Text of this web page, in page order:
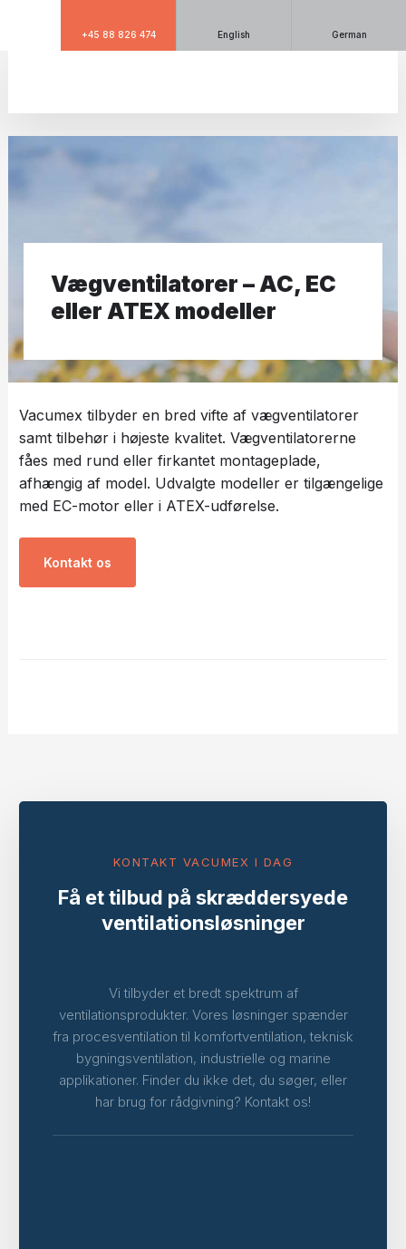
+45 88 826 474 English German
​Vægventilatorer – AC, EC
eller ATEX modeller
Vacumex tilbyder en bred vifte af vægventilatorer
samt tilbehør i højeste kvalitet. Vægventilatorerne
fåes med rund eller firkantet montageplade,
afhængig af model. Udvalgte modeller er tilgængelige
med EC-motor eller i ATEX-udførelse.
Kontakt os
KONTAKT VACUMEX I DAG
Få et tilbud på skræddersyede
ventilationsløsninger
Vi tilbyder et bredt spektrum af
ventilationsprodukter. Vores løsninger spænder
fra procesventilation til komfortventilation, teknisk
bygningsventilation, industrielle og marine
applikationer. Finder du ikke det, du søger, eller
har brug for rådgivning? Kontakt os!